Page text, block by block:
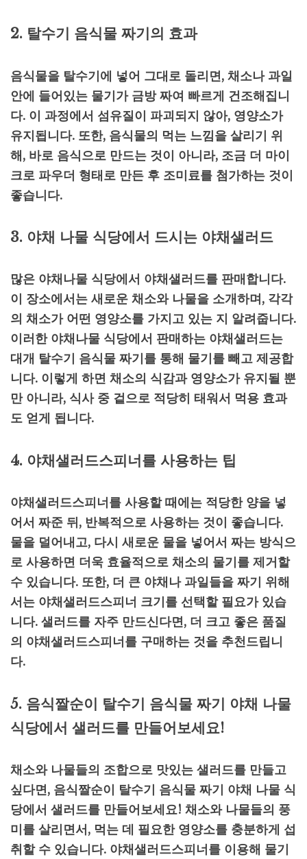
2. 탈수기 음식물 짜기의 효과
음식물을 탈수기에 넣어 그대로 돌리면, 채소나 과일
안에 들어있는 물기가 금방 짜여 빠르게 건조해집니
다. 이 과정에서 섬유질이 파괴되지 않아, 영양소가
유지됩니다. 또한, 음식물의 먹는 느낌을 살리기 위
해, 바로 음식으로 만드는 것이 아니라, 조금 더 마이
크로 파우더 형태로 만든 후 조미료를 첨가하는 것이
좋습니다.
3. 야채 나물 식당에서 드시는 야채샐러드
많은 야채나물 식당에서 야채샐러드를 판매합니다.
이 장소에서는 새로운 채소와 나물을 소개하며, 각각
의 채소가 어떤 영양소를 가지고 있는 지 알려줍니다.
이러한 야채나물 식당에서 판매하는 야채샐러드는
대개 탈수기 음식물 짜기를 통해 물기를 빼고 제공합
니다. 이렇게 하면 채소의 식감과 영양소가 유지될 뿐
만 아니라, 식사 중 겉으로 적당히 태워서 먹용 효과
도 얻게 됩니다.
4. 야채샐러드스피너를 사용하는 팁
야채샐러드스피너를 사용할 때에는 적당한 양을 넣
어서 짜준 뒤, 반복적으로 사용하는 것이 좋습니다.
물을 덜어내고, 다시 새로운 물을 넣어서 짜는 방식으
로 사용하면 더욱 효율적으로 채소의 물기를 제거할
수 있습니다. 또한, 더 큰 야채나 과일들을 짜기 위해
서는 야채샐러드스피너 크기를 선택할 필요가 있습
니다. 샐러드를 자주 만드신다면, 더 크고 좋은 품질
의 야채샐러드스피너를 구매하는 것을 추천드립니
다.
5. 음식짤순이 탈수기 음식물 짜기 야채 나물
식당에서 샐러드를 만들어보세요!
채소와 나물들의 조합으로 맛있는 샐러드를 만들고
싶다면, 음식짤순이 탈수기 음식물 짜기 야채 나물 식
당에서 샐러드를 만들어보세요! 채소와 나물들의 풍
미를 살리면서, 먹는 데 필요한 영양소를 충분하게 섭
취할 수 있습니다. 야채샐러드스피너를 이용해 물기